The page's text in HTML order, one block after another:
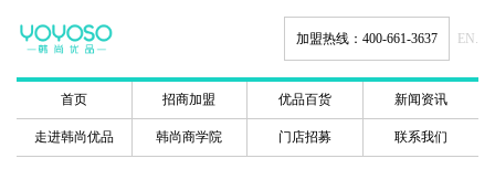
加盟热线：400-661-3637 EN.
首页 招商加盟 优品百货 新闻资讯
走进韩尚优品 韩尚商学院 门店招募 联系我们